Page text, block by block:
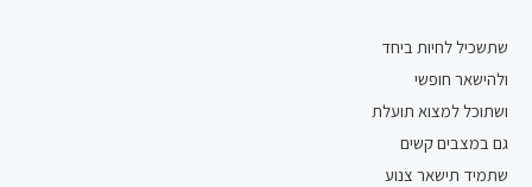
שתשכיל לחיות ביחד
ולהישאר חופשי
ושתוכל למצוא תועלת
גם במצבים קשים
שתמיד תישאר צנוע